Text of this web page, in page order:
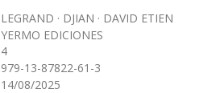
LEGRAND · DJIAN · DAVID ETIEN
YERMO EDICIONES
4
979-13-87822-61-3
14/08/2025